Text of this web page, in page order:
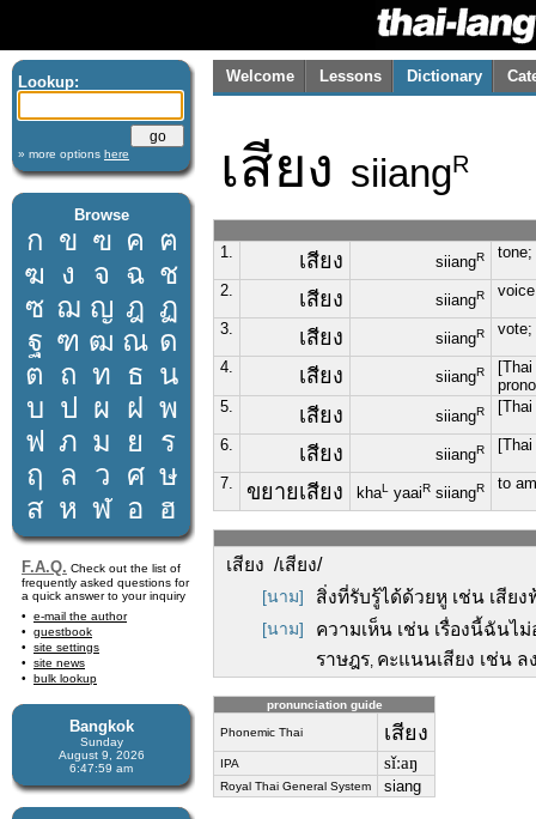
Lookup:
» more options here
Browse
ก ข ฃ ค ฅ
ฆ ง จ ฉ ช
ซ ฌ ญ ฎ ฏ
ฐ ฑ ฒ ณ ด
ต ถ ท ธ น
บ ป ผ ฝ พ
ฟ ภ ม ย
ร
ฤ
ล ว ศ ษ
ส ห ฬ อ ฮ
F.A.Q. Check out the list of
frequently asked questions for
a quick answer to your inquiry
e-mail the author
guestbook
site settings
site news
bulk lookup
Bangkok
Sunday
August 9, 2026
6:48:00 am
Welcome Lessons Dictionary
เสียง siiangR
1. เสียง siiangR tone;
2. เสียง siiangR
3. เสียง siiangR vote;
4. เสียง siiangR
5.
เสียง siiangR
6. เสียง siiangR
7. ขยายเสียง khaL yaaiR siiangR to
เสียง /เสียง/
[นาม] สิ่งที่รับรู้ได้ด้วยหู เช่น เสียง
[นาม]
ความเห็น เช่น เรื่องนี้ฉันไม่
ราษฎร, คะแนนเสียง เช่น ล
pronunciation guide
Phonemic Thai เสียง
IPA sǐːaŋ
Royal Thai General System siang